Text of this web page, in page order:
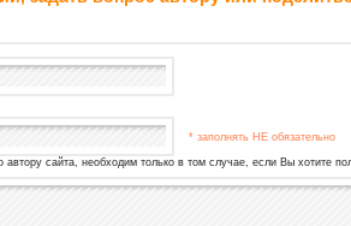
* заполнять НЕ обязательно
автору сайта, необходим только в том случае, если Вы хотите